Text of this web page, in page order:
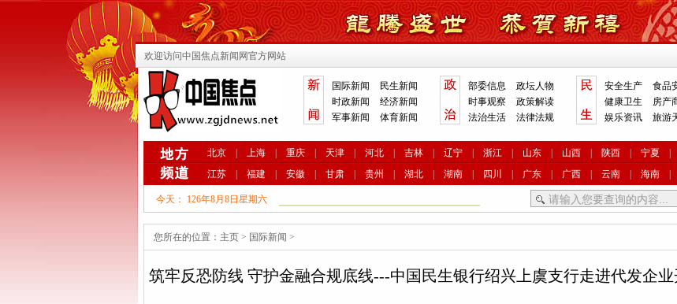
欢迎访问中国焦点新闻网官方网站
国际新闻
民生新闻
时政新闻
经济新闻
军事新闻
体育新闻
部委信息
政坛人物
时事观察
政策解读
法治生活
法律法规
安全生产 食品
健康卫生
房产
娱乐资讯
旅游
北京 上海 重庆 天津 河北 吉林 辽宁 浙江 山东 山西 陕西 宁夏
江苏
福建 安徽 甘肃 贵州 湖北 湖南 四川 广东 广西 云南 海南
今天： 126年8月8日星期六
您所在的位置： 主页 > 国际新闻 >
筑牢反恐防线 守护金融合规底线---中国民生银行绍兴上虞支行走进代发企业